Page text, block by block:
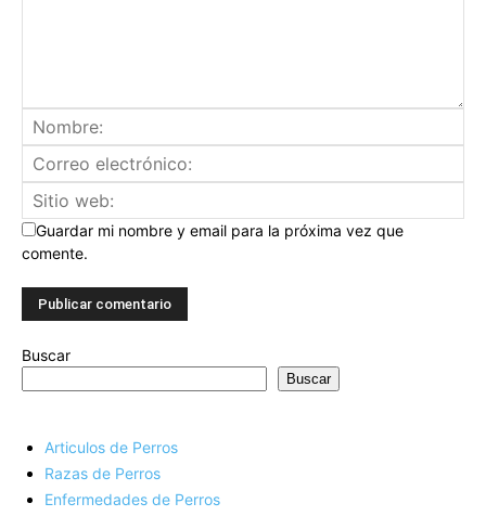
Guardar mi nombre y email para la próxima vez que
comente.
Buscar
Buscar
Articulos de Perros
Razas de Perros
Enfermedades de Perros